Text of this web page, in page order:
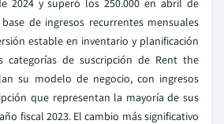
2024 y superó los 250.000 en abril de
de ingresos recurrentes mensuales
estable en inventario y planificación
categorías de suscripción de Rent the
su modelo de negocio, con ingresos
que representan la mayoría de sus
fiscal 2023. El cambio más significativo